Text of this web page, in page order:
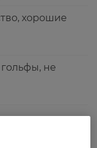
хорошие
не